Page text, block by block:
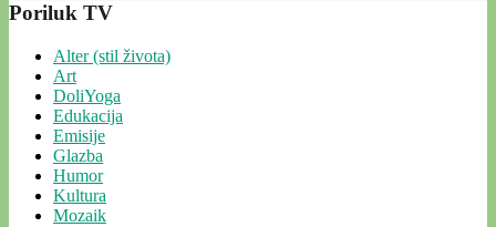
Poriluk TV
Alter (stil života)
Art
DoliYoga
Edukacija
Emisije
Glazba
Humor
Kultura
Mozaik